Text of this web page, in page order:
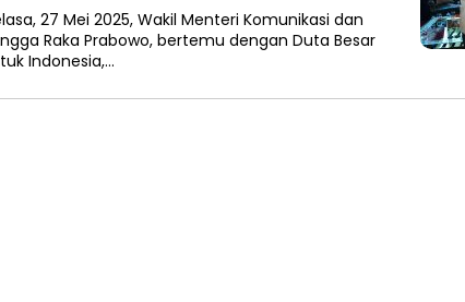
27 Mei 2025, Wakil Menteri Komunikasi dan
Raka Prabowo, bertemu dengan Duta Besar
Indonesia,…